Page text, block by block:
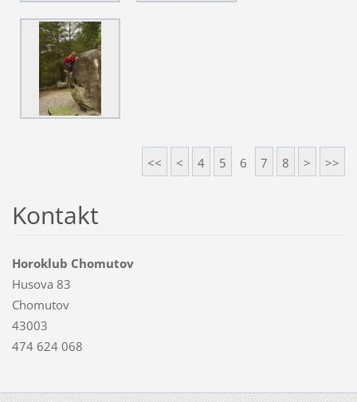
<< < 4 5 6 7 8 > >>
Kontakt
Horoklub Chomutov
Husova 83
Chomutov
43003
474 624 068